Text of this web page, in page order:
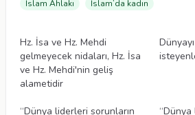
İslam Ahlakı
İslam’da kadın
Hz. İsa ve Hz. Mehdi
gelmeyecek nidaları, Hz. İsa
ve Hz. Mehdi'nin geliş
alametidir
“Dünya liderleri sorunların